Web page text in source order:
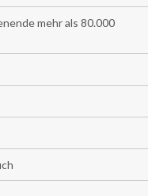
mehr als 80.000